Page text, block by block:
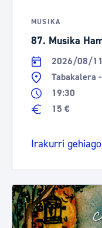
MUSIKA
87. Musika
2026/08/11
Tabakalera
19:30
15 €
Irakurri gehiago